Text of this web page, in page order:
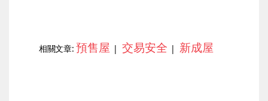
相關文章:預售屋 | 交易安全 | 新成屋